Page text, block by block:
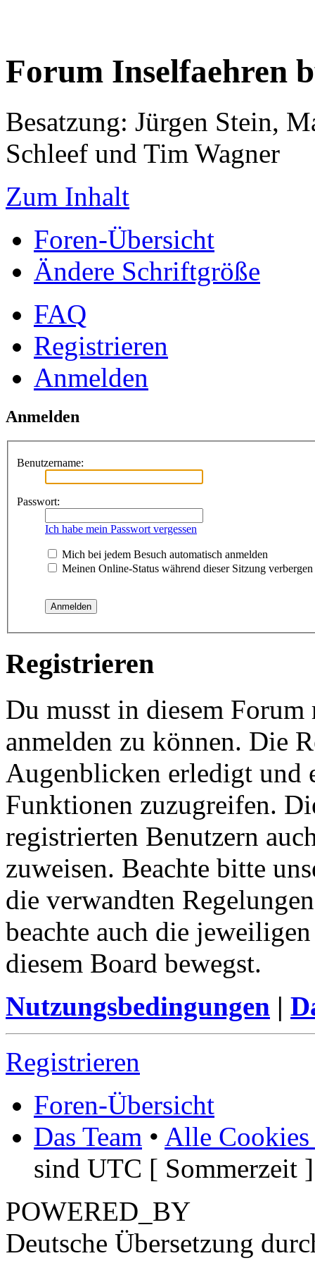
Forum Inselfaehren
Besatzung: Jürgen Stein,
Schleef und Tim Wagner
Zum Inhalt
Foren-Übersicht
Ändere Schriftgröße
FAQ
Registrieren
Anmelden
Anmelden
Benutzername:
Passwort:
Ich habe mein Passwort vergessen
Mich bei jedem Besuch automatisch anmelden
Meinen Online-Status während dieser Sitzung verbergen
Registrieren
Du musst in diesem
anmelden zu können. Die
Augenblicken erledigt und
Funktionen zuzugreifen.
registrierten Benutzern
zuweisen. Beachte bitte
die verwandten
beachte auch die
diesem Board bewegst.
Nutzungsbedingungen |
Registrieren
Foren-Übersicht
Das Team • Alle Cookies
sind UTC [ Sommerzeit ]
POWERED_BY
Deutsche Übersetzung